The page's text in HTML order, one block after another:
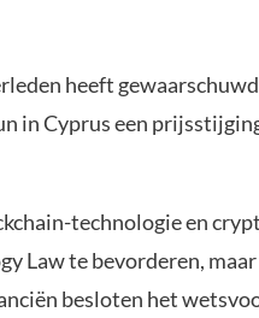
heeft
in Cyprus een
technologie en
Law te bevorderen,
besloten het